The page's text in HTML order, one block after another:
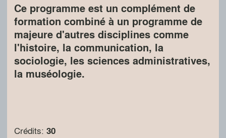
Ce programme est un complément de
formation combiné à un programme de
majeure d'autres disciplines comme
l'histoire, la communication, la
sociologie, les sciences administratives,
la muséologie.
Crédits:30